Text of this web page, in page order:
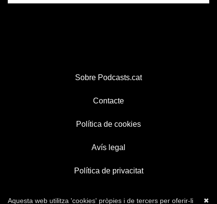
Sobre Podcasts.cat
Contacte
Política de cookies
Avís legal
Política de privacitat
✖
Aquesta web utilitza 'cookies' pròpies i de tercers per oferir-li